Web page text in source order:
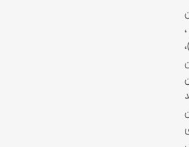
خان
شیرازی ، ص 69ـ71؛ فسائی ، ج 1، ص 640ـ641)،
در زمان